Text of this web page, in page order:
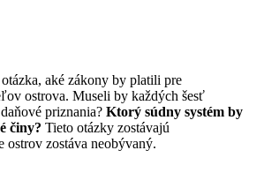
aké zákony by platili pre
ostrova. Museli by každých šesť
priznania? Ktorý súdny systém by
činy? Tieto otázky zostávajú
ostrov zostáva neobývaný.